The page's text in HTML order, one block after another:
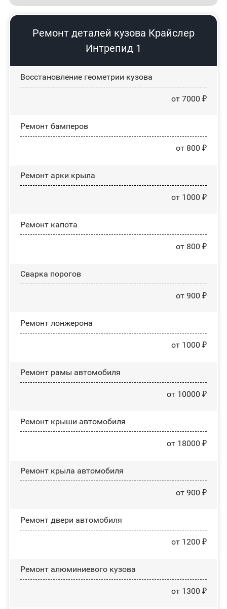
Ремонт деталей кузова Крайслер
Интрепид 1
Восстановление геометрии кузова
от 7000 ₽
Ремонт бамперов
от 800 ₽
Ремонт арки крыла
от 1000 ₽
Ремонт капота
от 800 ₽
Сварка порогов
от 900 ₽
Ремонт лонжерона
от 1000 ₽
Ремонт рамы автомобиля
от 10000 ₽
Ремонт крыши автомобиля
от 18000 ₽
Ремонт крыла автомобиля
от 900 ₽
Ремонт двери автомобиля
от 1200 ₽
Ремонт алюминиевого кузова
от 1300 ₽